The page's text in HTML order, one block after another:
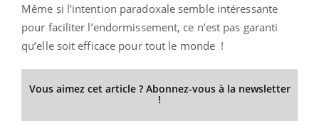
Même si l’intention paradoxale semble intéressante
pour faciliter l’endormissement, ce n’est pas garanti
qu’elle soit efficace pour tout le monde !
Vous aimez cet article ? Abonnez-vous à la newsletter
!